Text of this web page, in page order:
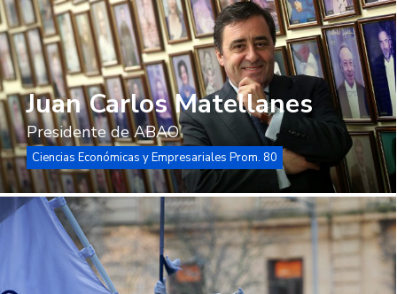
Juan Carlos Matellanes
Presidente de ABAO
Ciencias Económicas y Empresariales Prom. 80